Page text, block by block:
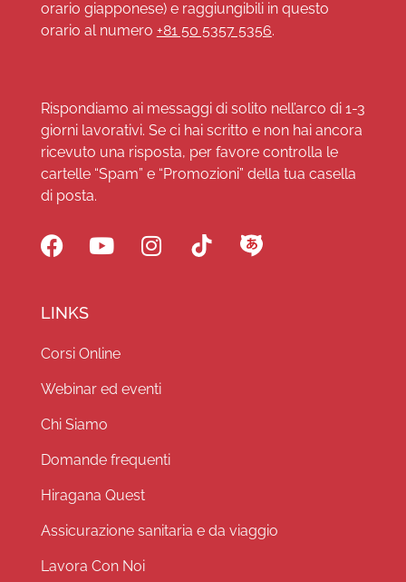
orario giapponese) e raggiungibili in questo
orario al numero +81 50 5357 5356.
Rispondiamo ai messaggi di solito nell’arco di 1-3
giorni lavorativi. Se ci hai scritto e non hai ancora
ricevuto una risposta, per favore controlla le
cartelle “Spam” e “Promozioni” della tua casella
di posta.
LINKS
Corsi Online
Webinar ed eventi
Chi Siamo
Domande frequenti
Hiragana Quest
Assicurazione sanitaria e da viaggio
Lavora Con Noi